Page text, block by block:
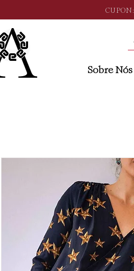
CUPON:
Sobre Nós